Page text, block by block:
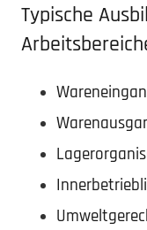
Typische